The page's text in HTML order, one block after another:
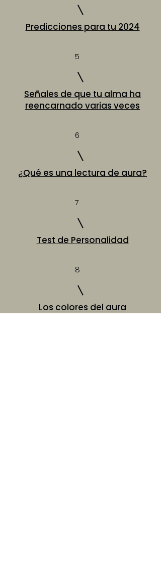
Predicciones para tu 2024
5
Señales de que tu alma ha
reencarnado varias veces
6
¿Qué es una lectura de aura?
7
Test de Personalidad
8
Los colores del aura